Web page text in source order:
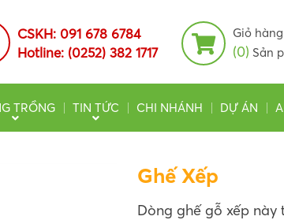
CSKH: 091 678 6784
Hotline: (0252) 382 1717
Giỏ hàng
(0) Sản
TRỒNG TIN TỨC CHI NHÁNH DỰ ÁN
Ghế Xếp
Dòng ghế gỗ xếp